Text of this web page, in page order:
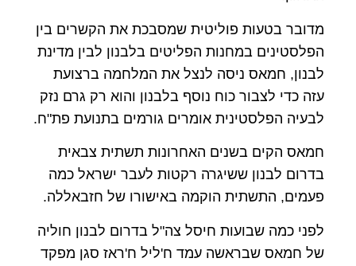
מדובר בטעות פוליטית שמסבכת את הקשרים בין
הפלסטינים במחנות הפליטים בלבנון לבין מדינת
לבנון, חמאס ניסה לנצל את המלחמה ברצועת
עזה כדי לצבור כוח נוסף בלבנון והוא רק גרם נזק
לבעיה הפלסטינית אומרים גורמים בתנועת פת"ח.
חמאס הקים בשנים האחרונות תשתית צבאית
בדרום לבנון ששיגרה רקטות לעבר ישראל כמה
פעמים, התשתית הוקמה באישורו של חזבאללה.
לפני כמה שבועות חיסל צה"ל בדרום לבנון חוליה
של חמאס שבראשה עמד ח'ליל ח'ראז סגן מפקד